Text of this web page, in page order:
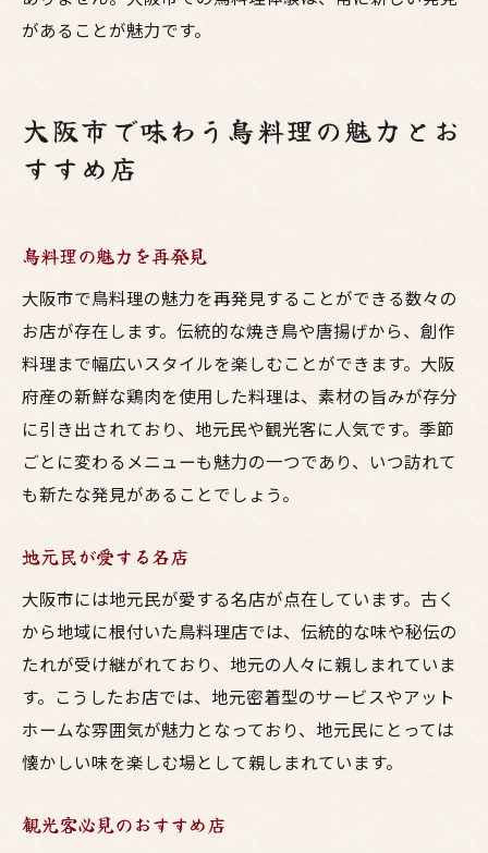
があることが魅力です。
大阪市で味わう鳥料理の魅力とお
すすめ店
鳥料理の魅力を再発見
大阪市で鳥料理の魅力を再発見することができる数々の
お店が存在します。伝統的な焼き鳥や唐揚げから、創作
料理まで幅広いスタイルを楽しむことができます。大阪
府産の新鮮な鶏肉を使用した料理は、素材の旨みが存分
に引き出されており、地元民や観光客に人気です。季節
ごとに変わるメニューも魅力の一つであり、いつ訪れて
も新たな発見があることでしょう。
地元民が愛する名店
大阪市には地元民が愛する名店が点在しています。古く
から地域に根付いた鳥料理店では、伝統的な味や秘伝の
たれが受け継がれており、地元の人々に親しまれていま
す。こうしたお店では、地元密着型のサービスやアット
ホームな雰囲気が魅力となっており、地元民にとっては
懐かしい味を楽しむ場として親しまれています。
観光客必見のおすすめ店